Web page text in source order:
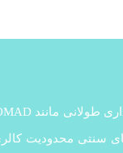
سنتی محدودیت